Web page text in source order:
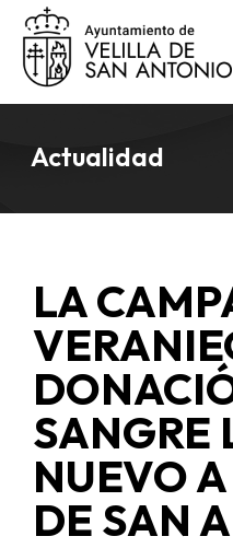
Actualidad
LA
SANGRE
NUEVO
DE SAN